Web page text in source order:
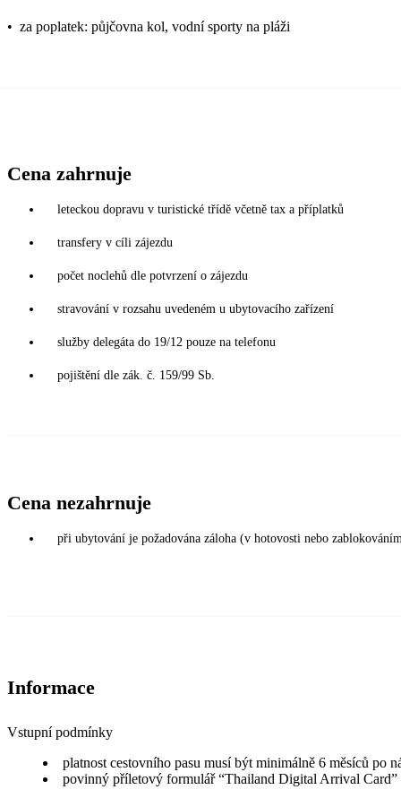
• za poplatek: půjčovna kol, vodní sporty na pláži
Cena zahrnuje
leteckou dopravu v turistické třídě včetně tax a příplatků
transfery v cíli zájezdu
počet noclehů dle potvrzení o zájezdu
stravování v rozsahu uvedeném u ubytovacího zařízení
služby delegáta do 19/12 pouze na telefonu
pojištění dle zák. č. 159/99 Sb.
Cena nezahrnuje
při ubytování je požadována záloha (v hotovosti nebo
Informace
Vstupní podmínky
platnost cestovního pasu musí být minimálně 6 měsíců po
povinný příletový formulář “Thailand Digital Arrival Card”